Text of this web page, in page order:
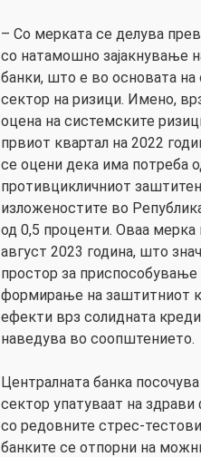
– Со мерката се делува
со натамошно зајакнување
банки, што е во основата на
сектор на ризици. Имено,
оцена на системските
првиот квартал на 2022
се оцени дека има потреба
противцикличниот
изложеностите во
од 0,5 проценти. Оваа
август 2023 година, што
простор за приспособување
формирање на заштитниот
ефекти врз солидната
наведува во соопштението.
Централната банка
сектор упатуваат на
со редовните стрес-
банките се отпорни на